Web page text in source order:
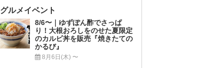
グルメイベント
8/6〜｜ゆずぽん酢でさっぱ
り！大根おろしをのせた夏限定
のカルビ丼を販売『焼きたての
かるび』
8月6日(木) 〜